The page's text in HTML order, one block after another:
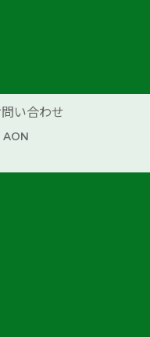
い合わせ